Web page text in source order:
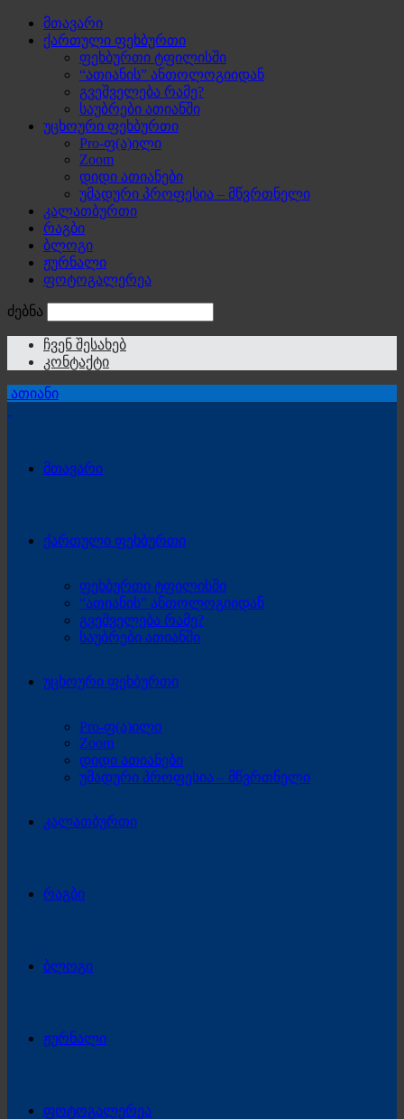
მთავარი
ქართული ფეხბურთი
ფეხბურთი ტფილისში
“ათიანის” ანთოლოგიიდან
გვეშველება რამე?
საუბრები ათიანში
უცხოური ფეხბურთი
Pro-ფ(ა)ილი
Zoom
დიდი ათიანები
უმადური პროფესია – მწვრთნელი
კალათბურთი
რაგბი
ბლოგი
ჟურნალი
ფოტოგალერეა
ძებნა
ჩვენ შესახებ
კონტაქტი
ათიანი
მთავარი
ქართული ფეხბურთი
ფეხბურთი ტფილისში
“ათიანის” ანთოლოგიიდან
გვეშველება რამე?
საუბრები ათიანში
უცხოური ფეხბურთი
Pro-ფ(ა)ილი
Zoom
დიდი ათიანები
უმადური პროფესია – მწვრთნელი
კალათბურთი
რაგბი
ბლოგი
ჟურნალი
ფოტოგალერეა